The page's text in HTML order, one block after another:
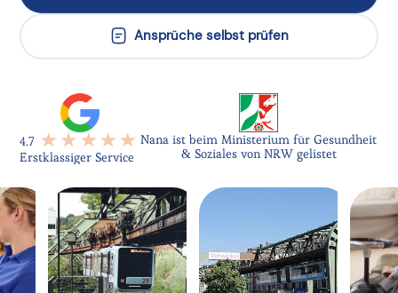
Ansprüche selbst prüfen
4.7
Erstklassiger Service
Nana ist beim Ministerium für Gesundheit
& Soziales von NRW gelistet